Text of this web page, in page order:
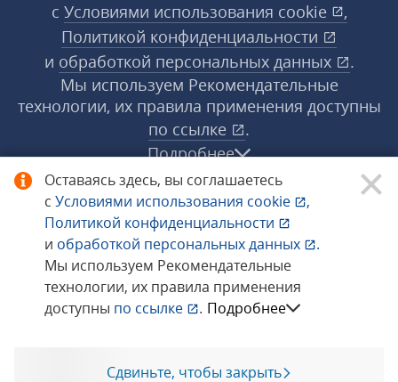
Оставаясь здесь, вы соглашаетесь
с Условиями использования cookie
,
Политикой конфиденциальности
и обработкой персональных данных
.
Мы используем Рекомендательные
технологии, их правила применения
доступны по ссылке . Подробнее
Сдвиньте, чтобы закрыть
с Условиями использования cookie
,
Политикой конфиденциальности
и обработкой персональных данных
.
Мы используем Рекомендательные
технологии, их правила применения доступны
по ссылке
.
Подробнее
© 1998−2026 «1С‑Рарус» ®. Все права
защищены.
Сообщить об ошибке
Позвоните мне